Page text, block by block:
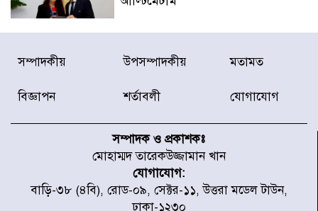
দেশে ভারি বৃষ্টির সতর্কবার্তা, ১০
জেলায় বন্যার পূর্বাভাস
স্থাপনের উদ্যোগ চান মিয়া ব্যাপারীর
৭ জেলায় ঝোড়ো হাওয়াসহ বজ্রবৃষ্টির
শঙ্কা
সম্পাদকীয় উপসম্পাদকীয় মতামত
বিজ্ঞাপন শর্তাবলী যোগাযোগ
সম্পাদক ও প্রকাশকঃ
মোহাম্মদ তারেকউজ্জামান খান
যোগাযোগ:
বাড়ি-৩৮ (৪বি), রোড-০৯, সেক্টর-১১, উত্তরা মডেল টাউন,
ঢাকা-১২৩০